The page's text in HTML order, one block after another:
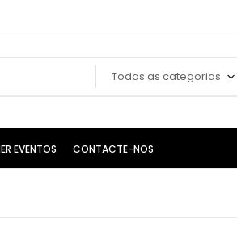
Todas as categorias
EVENTOS CONTACTE-NOS